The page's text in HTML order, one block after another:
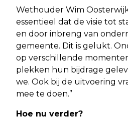
Wethouder Wim
essentieel dat de visie tot
en door inbreng van
gemeente. Dit is gelukt.
op verschillende
plekken hun bijdrage
we. Ook bij de uitvoering
mee te doen.”
Hoe nu verder?